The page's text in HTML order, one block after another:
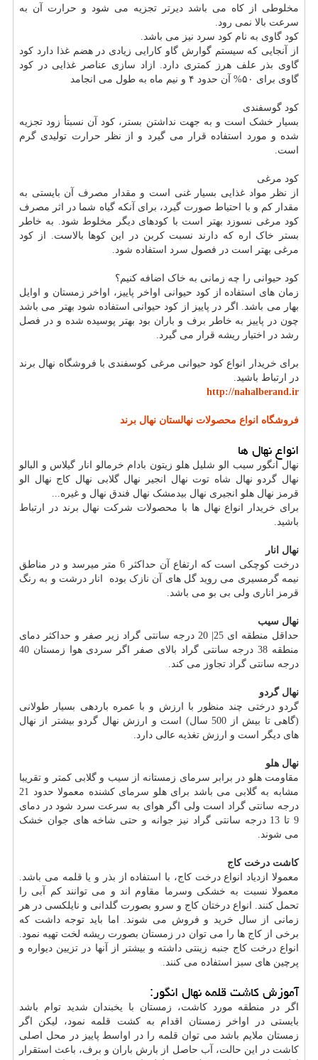
مخلوطی از کاه می باشد دیرتر تجزیه می شود و حرارت آن به
سرعت بالا نمی رود.
کود گاوی به نام کود سرد نیز می باشد.
از آنجایی که سیستم گوارش گاو کارایی زیادی در هضم غذا دارد کود
گاوی بذر علف هرز کمتری دارد. ازاد سازی عناصر غذایی در کود
گاوی برای ۵۰% آن حدود ۴ و نیم ماه به طول می انجامد
کود گوسفندی
بسیار خشک است و به جهت نداشتن بستر، کود آن نسبتأ زود تجزیه
شده و مورد استفاده قرار می گیرد و از نظر حرارت تولیدی گرم
است.
کود مرغی
از نظر مواد غذایی بسیار غنی است و مقدار مصرف آن بایستی به
مقدار کم و با احتیاط صورت گیرد، برای آنکه گیاه شما در اثر مصرف
کود مرغی نسوزد بهتر است با کودهای دیگر مخلوط شود. به خاطر
بستر خاک اره که دارند نسبت کربن در این کوها بالاست. از کود
مرغی بهتر است در فصول سرد استفاده شود.
کود حیوانی را چه زمانی به خاک اضافه کنیم؟
زمان های استفاده از کود حیوانی اواخر پاییز، اواخر زمستان و اوایل
بهار می باشد. اگر در پاییز از کود حیوانی استفاده شود بهتر می باشد
چون در پاییز به خاطر برف و باران بود بهتر پوسیده شده و در فصل
رشد در اختیار ریشه قرار می گیرد.
برای خریدار انواع کود حیوانی مرغی کوسفندی با فروشگاه نهال برند
در ارتباط باشید.
http://nahalberand.ir
فروشگاه انواع محصولات نهالستان نهال برند
انواع نهال ها
نهال انگور سیب الو شلیل هلو زیتون بادام خرمالو انار گیلاس و البالو
نهال گردو نهال شاه توت نهال انجیر نهال گلابی نهال کاج نهال الو
قرمز نهال هلو انجیری نهال بیدمشک نهال فندق نهال و غیره...
برای خریدار انواع نهال ها با محصولات شرکت نهال برند در ارتباط
باشید.
نهال انار
درخت کوچکی است که ارتفاع آن حداکثر 6 متر میرسد و در مناطق
نیمه گرمسیری می روید گل های آن نازک بوده انار درشت و به رنگ
قرمز اناری ولی بی بو می باشد.
نهال سیب
حداقل منطقه ای 25| 20 درجه سانتی گراد زیر صفر و حداکثر دمای
منطقه 38 درجه سانتی گراد بالای صفر اگر سردی هوا زمستان 40
درجه سانتی گراد تجاوز می کند.
نهال گردو
گردو درختی چند منظور با ارزش و با عمره باردهی بسیار طولانی
(گاهی تا بیش از 500 سال) است و ارزش نهال گردو بیشتر از نهال
های دیگر است و ارزش تغذیه عالی دارد.
نهال هلو
مقاومت هلو در برابر سرمای زمستانه از سیب و گلابی کمتر و تقریبا
مشابه به گلابی می باشد برای هلو سرمای کشنده معمولا حدود 21
درجه سانتی گراد است ولی اگر هوای به سرعت سرد شود در دمای
9 تا 13 درجه سانتی گراد نیز جوانه و حتی شاخه های جوان خشک
می شوند.
کاشت درخت کاج
معمولا ازدیاد انواع درخت کاج، با استفاده از بذر و یا قلمه می باشد.
معمولا نسبت به خشکی و‌سرما مقاوم اند و می توانند کم آبی را
تحمل کنند. انواع درختان کاج و سرو بصورت گلدانی و نایلکسی در هر
زمانی از سال خرید و فروش می شوند. اما باید توجه داشت که
برخی از کاج ها را می توان در زمستان بصورت ریشه لخت تهیه نمود.
انواع درخت کاج جنبه زینتی داشته و بیشتر از آنها در تزیین دیواره و
پرچین های سبز استفاده می کنند.
آموزش کاشت قلمه نهال انگور:
اگر در منطقه مورد کاشت، زمستان با یخبندان شدید توام باشد
بایستی در اواخر زمستان اقدام به کشت قلمه نمود، لیکن اگر
زمستان ملایم باشد می توان قلمه را در اواسط پاییز در محل اصلی
کاشت در این حالت، آب حاصل از بارش باران و برف، باعث استقرار